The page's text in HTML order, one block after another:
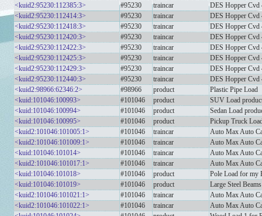
<kuid2:95230:112385:3>
#95230 traincar
DES Hopper
<kuid2:95230:112414:3>
#95230 traincar
DES Hopper
<kuid2:95230:112418:3>
#95230 traincar
DES Hopper
<kuid2:95230:112420:3>
#95230 traincar
DES Hopper
<kuid2:95230:112422:3>
#95230 traincar
DES Hopper
<kuid2:95230:112425:3>
#95230 traincar
DES Hopper
<kuid2:95230:112429:3>
#95230 traincar
DES Hopper
<kuid2:95230:112440:3>
#95230 traincar
DES Hopper
<kuid2:98966:62346:2>
#98966 product
Plastic Pipe Load
<kuid:101046:100993>
#101046 product
SUV Load
<kuid:101046:100994>
#101046 product
Sedan Load
<kuid:101046:100995>
#101046 product
Pickup Truck
<kuid2:101046:101005:1>
#101046 traincar
Auto Max Auto
<kuid2:101046:101009:1>
#101046 traincar
Auto Max Auto
<kuid:101046:101014>
#101046 traincar
Auto Max Auto
<kuid2:101046:101017:1>
#101046 traincar
Auto Max Auto
<kuid:101046:101018>
#101046 product
Pole Load for my
<kuid:101046:101019>
#101046 product
Large Steel
<kuid2:101046:101021:1>
#101046 traincar
Auto Max Auto
<kuid2:101046:101022:1>
#101046 traincar
Auto Max Auto